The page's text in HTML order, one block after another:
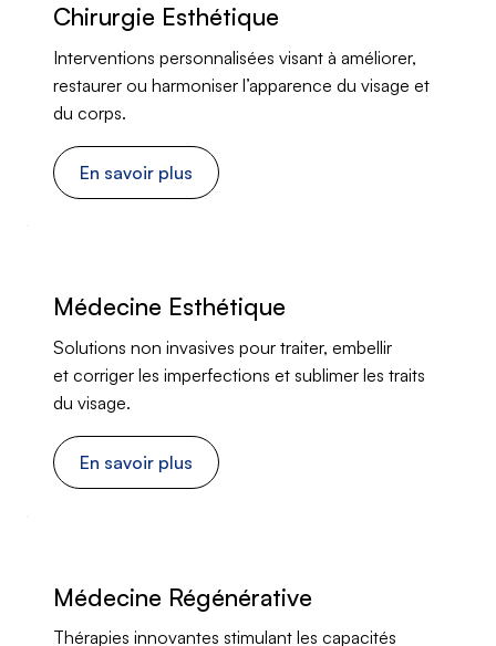
Chirurgie Esthétique
Interventions personnalisées visant à améliorer,
restaurer ou harmoniser l’apparence du visage et
du corps.
En savoir plus
Médecine Esthétique
Solutions non invasives pour traiter, embellir
et corriger les imperfections et sublimer les traits
du visage.
En savoir plus
Médecine Régénérative
Thérapies innovantes stimulant les capacités